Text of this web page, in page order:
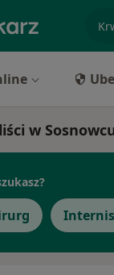
w